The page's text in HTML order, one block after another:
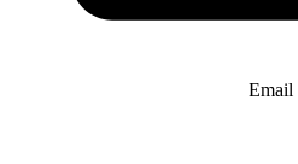
Email